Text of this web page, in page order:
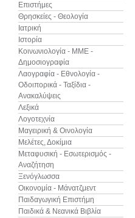
Επιστήμες
Θρησκείες - Θεολογία
Ιατρική
Ιστορία
Κοινωνιολογία - ΜΜΕ -
Δημοσιογραφία
Λαογραφία - Εθνολογία -
Οδοιπορικά - Ταξίδια -
Ανακαλύψεις
Λεξικά
Λογοτεχνία
Μαγειρική & Οινολογία
Μελέτες, Δοκίμια
Μεταφυσική - Εσωτερισμός -
Αναζήτηση
Ξενόγλωσσα
Οικονομία - Μάνατζμεντ
Παιδαγωγική Επιστήμη
Παιδικά & Νεανικά Βιβλία